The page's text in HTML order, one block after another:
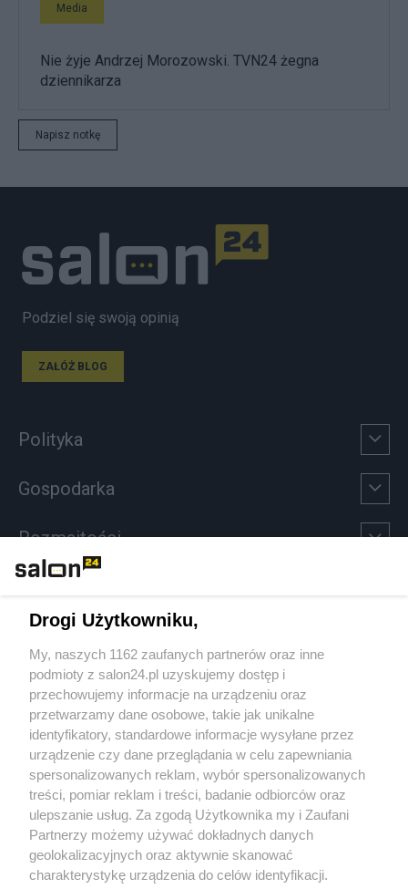
Media
Nie żyje Andrzej Morozowski. TVN24 żegna
dziennikarza
Napisz notkę
Podziel się swoją opinią
ZAŁÓŻ BLOG
Polityka
Gospodarka
Rozmaitości
Sport
Społeczeństwo
Kultura
X Facebook Instagram Youtube
Drogi Użytkowniku,
My, naszych 1162 zaufanych partnerów oraz inne
podmioty z salon24.pl uzyskujemy dostęp i
przechowujemy informacje na urządzeniu oraz
przetwarzamy dane osobowe, takie jak unikalne
identyfikatory, standardowe informacje wysyłane przez
urządzenie czy dane przeglądania w celu zapewniania
spersonalizowanych reklam, wybór spersonalizowanych
treści, pomiar reklam i treści, badanie odbiorców oraz
ulepszanie usług. Za zgodą Użytkownika my i Zaufani
Partnerzy możemy używać dokładnych danych
geolokalizacyjnych oraz aktywnie skanować
charakterystykę urządzenia do celów identyfikacji.